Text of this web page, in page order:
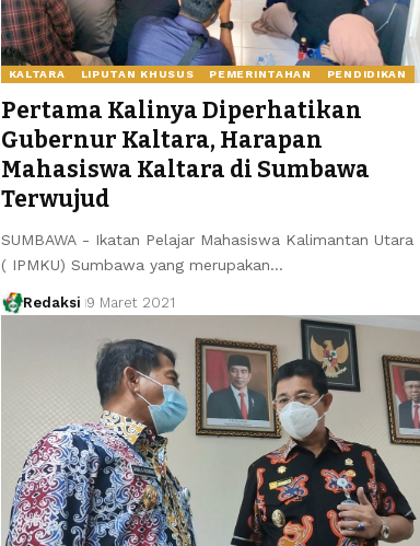
KALTARA LIPUTAN KHUSUS PEMERINTAHAN PENDIDIKAN
Pertama Kalinya Diperhatikan
Gubernur Kaltara, Harapan
Mahasiswa Kaltara di Sumbawa
Terwujud
SUMBAWA - Ikatan Pelajar Mahasiswa Kalimantan Utara
( IPMKU) Sumbawa yang merupakan…
Redaksi 9 Maret 2021